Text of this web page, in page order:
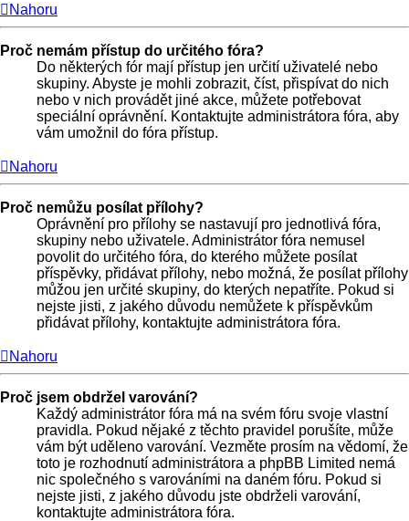
Nahoru
Proč nemám přístup do určitého fóra?
Do některých fór mají přístup jen určití uživatelé nebo
skupiny. Abyste je mohli zobrazit, číst, přispívat do nich
nebo v nich provádět jiné akce, můžete potřebovat
speciální oprávnění. Kontaktujte administrátora fóra, aby
vám umožnil do fóra přístup.
Nahoru
Proč nemůžu posílat přílohy?
Oprávnění pro přílohy se nastavují pro jednotlivá fóra,
skupiny nebo uživatele. Administrátor fóra nemusel
povolit do určitého fóra, do kterého můžete posílat
příspěvky, přidávat přílohy, nebo možná, že posílat přílohy
můžou jen určité skupiny, do kterých nepatříte. Pokud si
nejste jisti, z jakého důvodu nemůžete k příspěvkům
přidávat přílohy, kontaktujte administrátora fóra.
Nahoru
Proč jsem obdržel varování?
Každý administrátor fóra má na svém fóru svoje vlastní
pravidla. Pokud nějaké z těchto pravidel porušíte, může
vám být uděleno varování. Vezměte prosím na vědomí, že
toto je rozhodnutí administrátora a phpBB Limited nemá
nic společného s varováními na daném fóru. Pokud si
nejste jisti, z jakého důvodu jste obdrželi varování,
kontaktujte administrátora fóra.